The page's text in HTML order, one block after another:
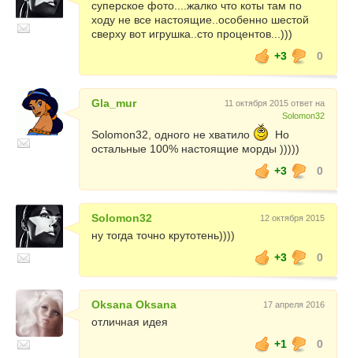
суперское фото....жалко что коты там по
ходу не все настоящие..особенно шестой
сверху вот игрушка..сто процентов...)))
+3
0
Gla_mur
11 октября 2015 ответ на
Solomon32
Solomon32, одного не хватило
Но
остальные 100% настоящие морды )))))
+3
0
Solomon32 12 октября 2015
ну тогда точно крутотень))))
+3
0
Oksana Oksana 17 апреля 2016
отличная идея
+1
0